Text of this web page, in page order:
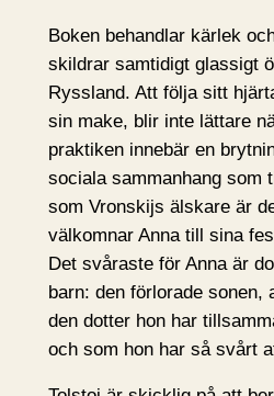
Boken behandlar kärlek
skildrar samtidigt glassigt
Ryssland. Att följa sitt
sin make, blir inte lättare
praktiken innebär en
sociala sammanhang som
som Vronskijs älskare är
välkomnar Anna till sina
Det svåraste för Anna är
barn: den förlorade sonen,
den dotter hon har
och som hon har så svårt